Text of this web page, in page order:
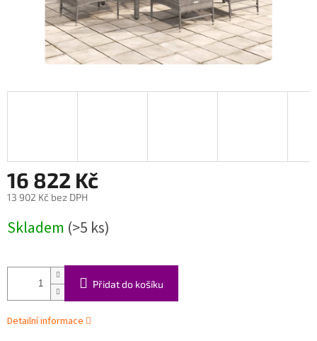
16 822 Kč
13 902 Kč bez DPH
cena:
Skladem (>5 ks)
Přidat do košíku
Detailní informace